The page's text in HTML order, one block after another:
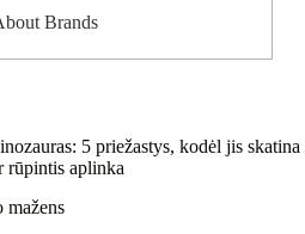
Brands
5 priežastys, kodėl jis skatina
rūpintis aplinka
mažens